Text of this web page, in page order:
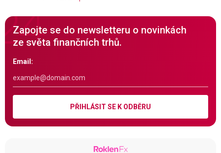
Zapojte se do newsletteru o novinkách
ze světa finančních trhů.
Email:
PŘIHLÁSIT SE K ODBĚRU